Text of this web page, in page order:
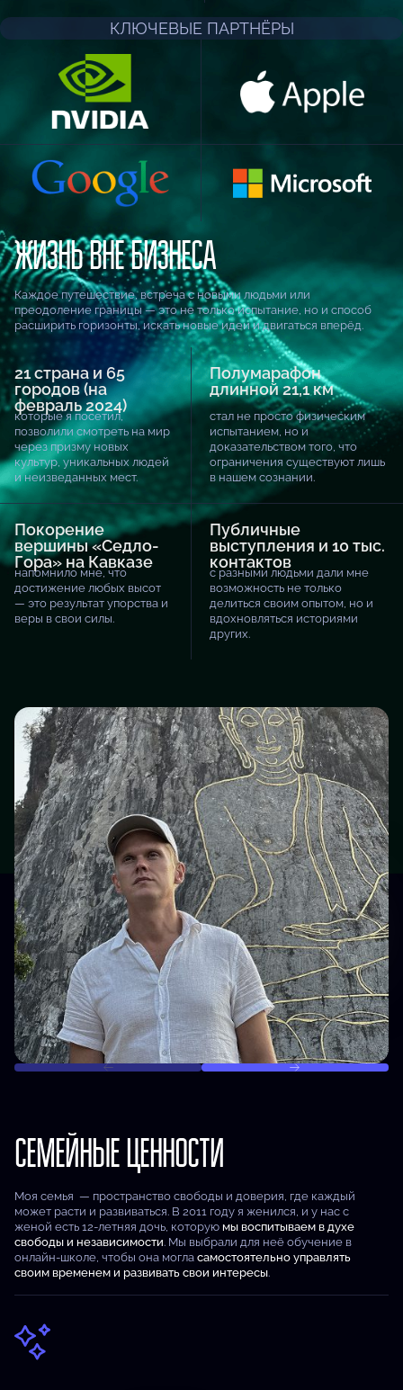
КЛЮЧЕВЫЕ ПАРТНЁРЫ
ЖИЗНЬ ВНЕ БИЗНЕСА
Каждое путешествие, встреча с новыми людьми или
преодоление границы — это не только испытание, но и способ
расширить горизонты, искать новые идеи и двигаться вперёд.
21 страна и 65
городов (на
февраль 2024)
которые я посетил,
позволили смотреть на мир
через призму новых
культур, уникальных людей
и неизведанных мест.
Полумарафон
длинной 21,1 км
стал не просто физическим
испытанием, но и
доказательством того, что
ограничения существуют лишь
в нашем сознании.
Покорение
вершины «Седло-
Гора» на Кавказе
напомнило мне, что
достижение любых высот
— это результат упорства и
веры в свои силы.
Публичные
выступления и 10 тыс.
контактов
с разными людьми дали мне
возможность не только
делиться своим опытом, но и
вдохновляться историями
других.
СЕМЕЙНЫЕ ЦЕННОСТИ
Моя семья — пространство свободы и доверия, где каждый
может расти и развиваться. В 2011 году я женился, и у нас с
женой есть 12-летняя дочь, которую мы воспитываем в духе
свободы и независимости. Мы выбрали для неё обучение в
онлайн-школе, чтобы она могласамостоятельно управлять
своим временем и развивать свои интересы.